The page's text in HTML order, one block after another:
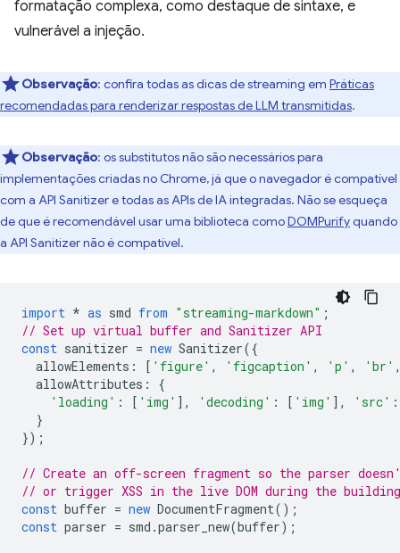
formatação complexa, como destaque de sintaxe, e
vulnerável a injeção.
Observação: confira todas as dicas de streaming em Práticas
recomendadas para renderizar respostas de LLM transmitidas.
Observação: os substitutos não são necessários para
implementações criadas no Chrome, já que o navegador é compatível
com a API Sanitizer e todas as APIs de IA integradas. Não se esqueça
de que é recomendável usar uma biblioteca comoDOMPurifyquando
a API Sanitizer não é compatível.
import * as smd from "streaming-markdown" ;
// Set up virtual buffer and Sanitizer API
const sanitizer = new Sanitizer({
allowElements : [ 'figure' , 'figcaption' , 'p' , 'br'
allowAttributes :
{
'loading' : [ 'img' ], 'decoding' : [ 'img' ], 'src' :
}
});
// Create an off-screen fragment so the parser
// or trigger XSS in the live DOM during the
const buffer = new DocumentFragment();
const parser = smd .parser_new(buffer);